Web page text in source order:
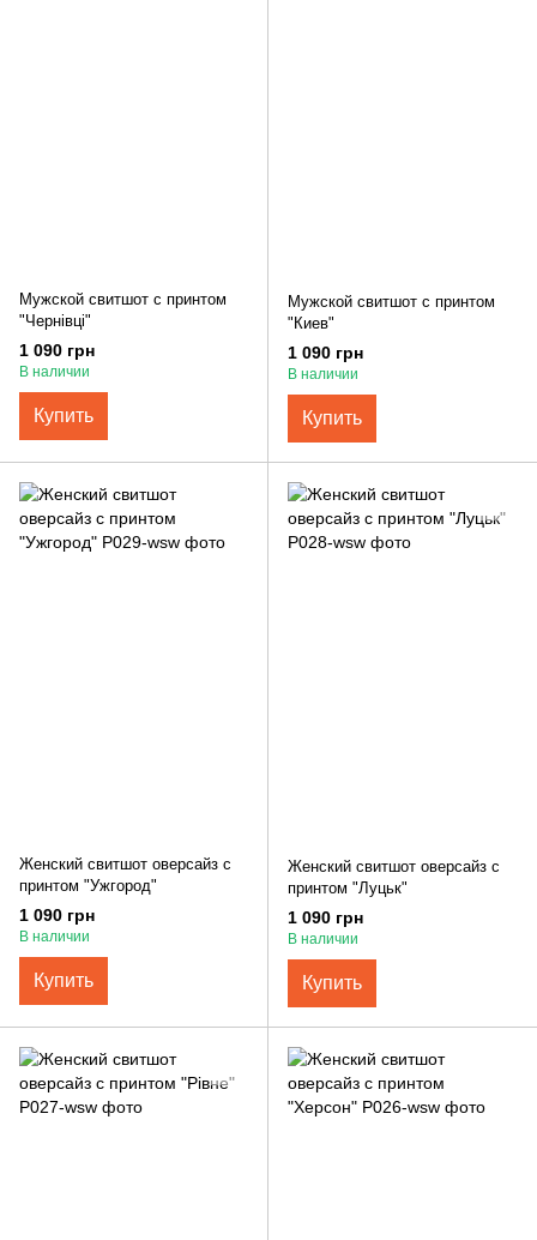
Мужской свитшот с принтом
"Чернівці"
1 090 грн
В наличии
Купить
Мужской свитшот с принтом
"Киев"
1 090 грн
В наличии
Купить
Женский свитшот оверсайз с
принтом "Ужгород"
1 090 грн
В наличии
Купить
Женский свитшот оверсайз с
принтом "Луцьк"
1 090 грн
В наличии
Купить